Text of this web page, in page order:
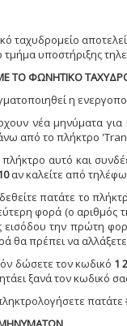
ταχυδρομείο
τμήμα υποστήριξης
ΤΟ ΦΩΝΗΤΙΚΟ
η
νέα μηνύματα για
από το πλήκτρο
αυτό και
αν καλείτε από
πατάτε το
φορά (ο αριθμός
την πρώτη
θα πρέπει να αλλάξετε
δώσετε τον κωδικό 1
ξανά τον κωδικό
πατάτε